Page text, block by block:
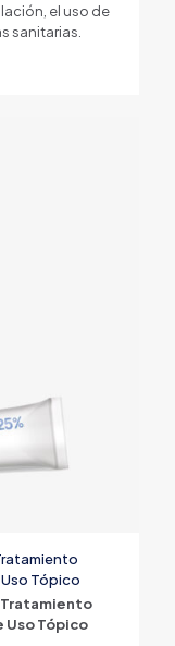
el uso de
sanitarias.
Tópico
Tratamiento
Uso Tópico